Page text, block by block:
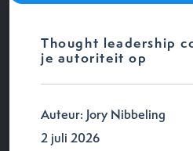
Thought leadership
je autoriteit op
Auteur: Jory Nibbeling
2 juli 2026